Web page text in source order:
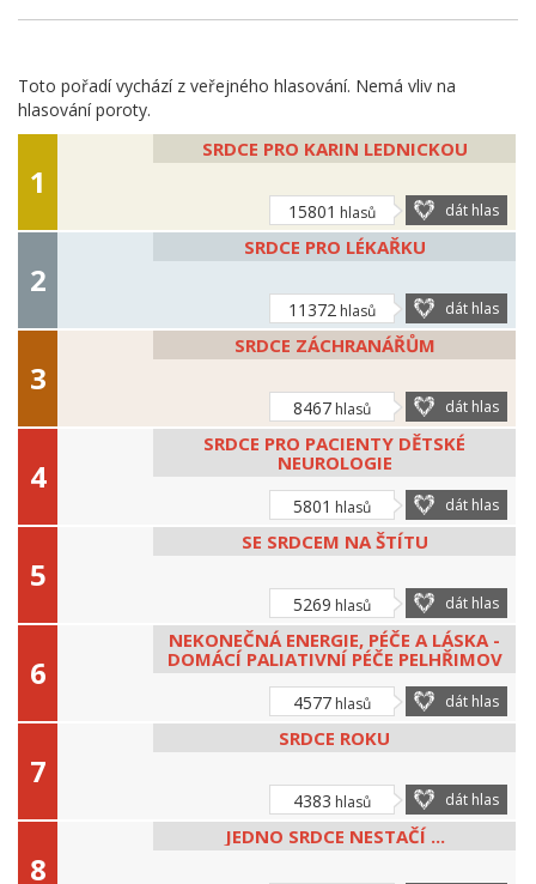
Toto pořadí vychází z veřejného hlasování. Nemá vliv na
hlasování poroty.
SRDCE PRO KARIN LEDNICKOU
15801 hlasů dát hlas
SRDCE PRO LÉKAŘKU
11372 hlasů dát hlas
SRDCE ZÁCHRANÁŘŮM
8467 hlasů dát hlas
SRDCE PRO PACIENTY DĚTSKÉ
NEUROLOGIE
5801 hlasů dát hlas
SE SRDCEM NA ŠTÍTU
5269 hlasů dát hlas
NEKONEČNÁ ENERGIE, PÉČE A LÁSKA -
DOMÁCÍ PALIATIVNÍ PÉČE PELHŘIMOV
4577 hlasů dát hlas
SRDCE ROKU
4383 hlasů dát hlas
JEDNO SRDCE NESTAČÍ ...